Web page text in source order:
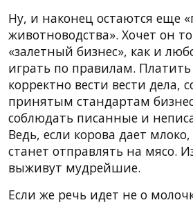
Ну, и наконец остаются еще
животноводства». Хочет он
«залетный бизнес», как и
играть по правилам.
корректно вести вести дела,
принятым стандартам
соблюдать писанные и
Ведь, если корова дает
станет отправлять на мясо.
выживут мудрейшие.
Если же речь идет не о